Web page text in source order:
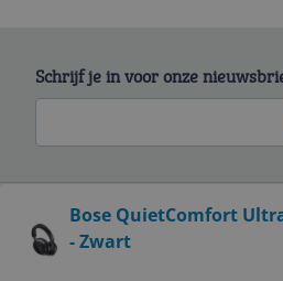
Bose QuietComfort
- Zwart
Schrijf je in voor onze
Service